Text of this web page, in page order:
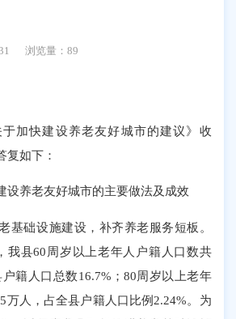
浏览量：89
快建设养老友好城市的建议》收
复如下：
养老友好城市的主要做法及成效
础设施建设，补齐养老服务短板。
我县60周岁以上老年人户籍人口数共
籍人口总数16.7%；80周岁以上老年
万人，占全县户籍人口比例2.24%。为